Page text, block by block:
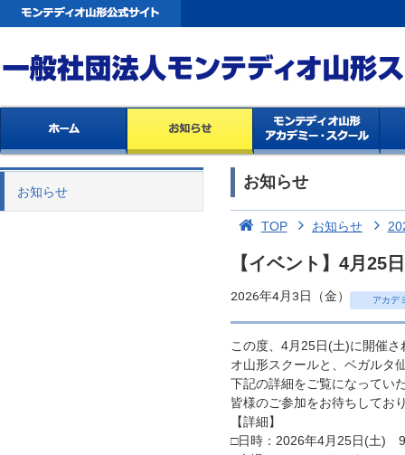
お知らせ
お知らせ
TOP お知らせ
【イベント】4月25
2026年4月3日（金） アカデ
この度、4月25日(土)に開催
オ山形スクールと、ベガルタ
下記の詳細をご覧になってい
皆様のご参加をお待ちしてお
【詳細】
□日時：2026年4月25日(土)